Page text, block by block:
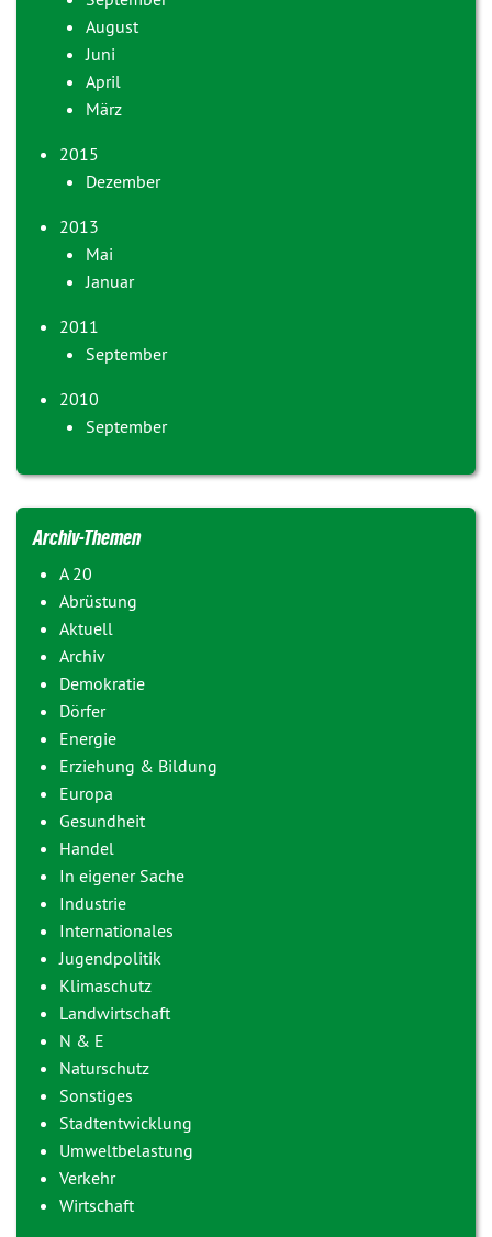
August
Juni
April
März
2015
Dezember
2013
Mai
Januar
2011
September
2010
September
Archiv-Themen
A 20
Abrüstung
Aktuell
Archiv
Demokratie
Dörfer
Energie
Erziehung & Bildung
Europa
Gesundheit
Handel
In eigener Sache
Industrie
Internationales
Jugendpolitik
Klimaschutz
Landwirtschaft
N & E
Naturschutz
Sonstiges
Stadtentwicklung
Umweltbelastung
Verkehr
Wirtschaft